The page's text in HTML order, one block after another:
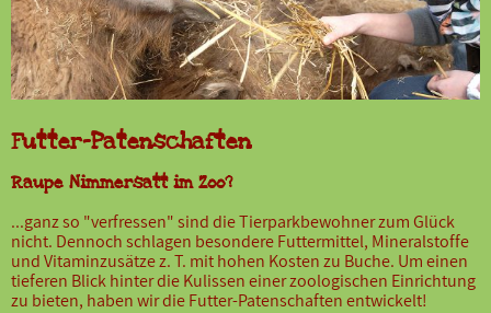
Futter-Patenschaften
Raupe Nimmersatt im Zoo?
...ganz so "verfressen" sind die Tierparkbewohner zum Glück
nicht. Dennoch schlagen besondere Futtermittel, Mineralstoffe
und Vitaminzusätze z. T. mit hohen Kosten zu Buche. Um einen
tieferen Blick hinter die Kulissen einer zoologischen Einrichtung
zu bieten, haben wir die Futter-Patenschaften entwickelt!